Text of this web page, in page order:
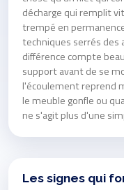
décharge qui remplit
trempé en
techniques serrés
différence compte
support avant de se
l'écoulement reprend
le meuble gonfle ou
ne s'agit plus d'une
Les signes qui